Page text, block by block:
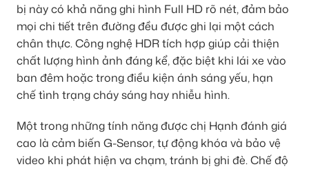
bị này có khả năng ghi hình Full HD rõ nét, đảm bảo
mọi chi tiết trên đường đều được ghi lại một cách
chân thực. Công nghệ HDR tích hợp giúp cải thiện
chất lượng hình ảnh đáng kể, đặc biệt khi lái xe vào
ban đêm hoặc trong điều kiện ánh sáng yếu, hạn
chế tình trạng cháy sáng hay nhiễu hình.
Một trong những tính năng được chị Hạnh đánh giá
cao là cảm biến G-Sensor, tự động khóa và bảo vệ
video khi phát hiện va chạm, tránh bị ghi đè. Chế độ